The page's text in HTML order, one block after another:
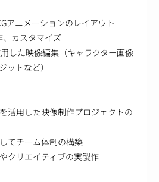
アニメーションのレイアウト
、カスタマイズ
した映像編集（キャラクター画像
ットなど）
活用した映像制作プロジェクトの
てチーム体制の構築
クリエイティブの実製作